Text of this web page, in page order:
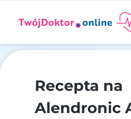
Recepta na
Alendronic